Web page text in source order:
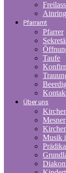
Ainring
Pfarramt
Pfarrer
Taufe
Über uns
Mesner
Musik